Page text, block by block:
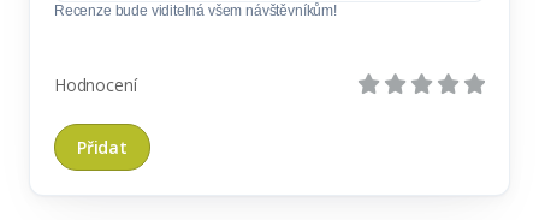
Recenze bude viditelná všem návštěvníkům!
Hodnocení